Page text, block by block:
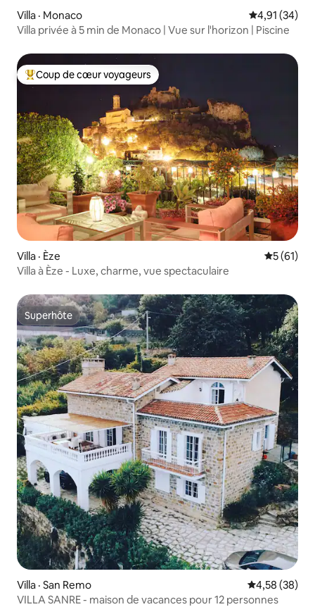
Villa · Monaco Note
4,91 (34)
Villa privée à 5 min de Monaco | Vue sur l'horizon | Piscine
Coup de cœur voyageurs parmi les plus aimés
Coup de cœur voyageurs
Villa · Èze Note
5 (61)
Villa à Èze - Luxe, charme, vue spectaculaire
Superhôte
Superhôte
Villa · San Remo Note
4,58 (38)
VILLA SANRE - maison de vacances pour 12 personnes